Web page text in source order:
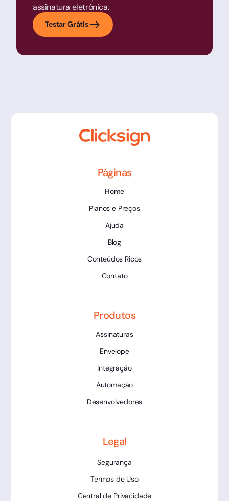
assinatura eletrônica.
Testar Grátis
Páginas
Home
Planos e Preços
Ajuda
Blog
Conteúdos Ricos
Contato
Produtos
Assinaturas
Envelope
Integração
Automação
Desenvolvedores
Legal
Segurança
Termos de Uso
Central de Privacidade